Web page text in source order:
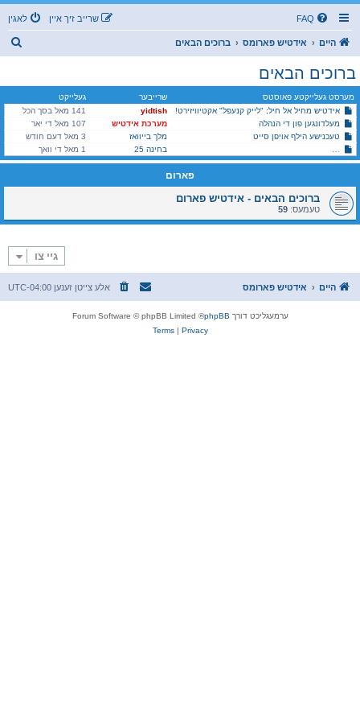
FAQ לאגין שרייב זיך איין
היים אידטיש פארומס ברוכים הבאים
ברוכים הבאים
מערסט געלייקטע פאוסטס שרייבער
געלייקט
אידטיש מחיל אל חיל; "לייק קנעפל" אקטיוויזירט!
yidtish
141 מאל בסך הכל
מעלדונגען פון די הנהלה
מערכת אידטיש
107 מאל די יאר
טעכנישע הילף אויפן סייט
מלך בייוואז
3 מאל דעם חודש
זוכט א חברותא פאר א שפראך-אויסבייט (אידיש - עברית)
בחינה 25 1 מאל די וואך
פארום
ברוכים הבאים - אידטיש פארום
טעמעס: 59
גיי צו
היים אידטיש פארומס אלע צייטן זענען UTC-04:00
ערמעגליכט דורך phpBB
® Forum Software © phpBB Limited
Privacy
|
Terms